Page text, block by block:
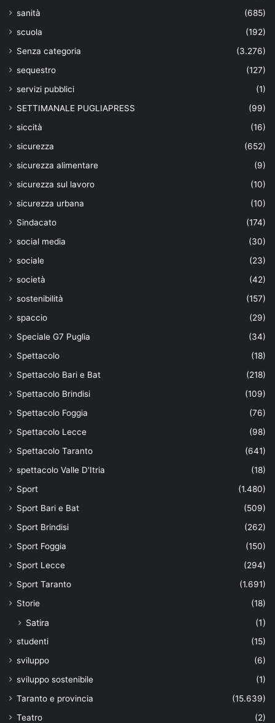
sanità
(685)
scuola
(192)
Senza categoria
(3.276)
sequestro
(127)
servizi pubblici
(1)
SETTIMANALE PUGLIAPRESS
(99)
siccità
(16)
sicurezza
(652)
sicurezza alimentare
(9)
sicurezza sul lavoro
(10)
sicurezza urbana
(10)
Sindacato
(174)
social media
(30)
sociale
(23)
società
(42)
sostenibilità
(157)
spaccio
(29)
Speciale G7 Puglia
(34)
Spettacolo
(18)
Spettacolo Bari e Bat
(218)
Spettacolo Brindisi
(109)
Spettacolo Foggia
(76)
Spettacolo Lecce
(98)
Spettacolo Taranto
(641)
spettacolo Valle D'Itria
(18)
Sport
(1.480)
Sport Bari e Bat
(509)
Sport Brindisi
(262)
Sport Foggia
(150)
Sport Lecce
(294)
Sport Taranto
(1.691)
Storie
(18)
Satira (1)
studenti
(15)
sviluppo
(6)
sviluppo sostenibile
(1)
Taranto e provincia
(15.639)
Teatro
(2)